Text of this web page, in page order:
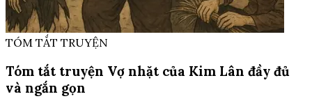
TÓM TẮT TRUYỆN
Tóm tắt truyện Vợ nhặt của Kim Lân đầy đủ
và ngắn gọn